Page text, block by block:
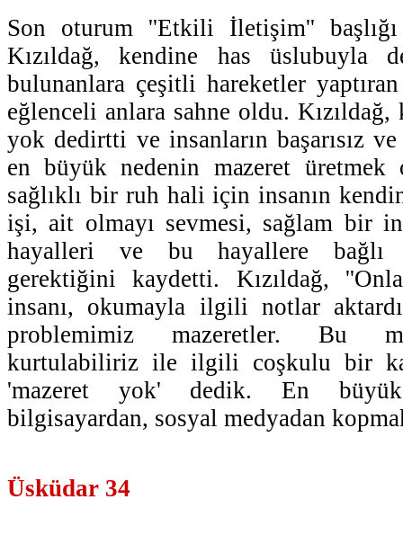
Son oturum ''Etkili İletişim''
Kızıldağ, kendine has üslubuyla
bulunanlara çeşitli hareketler yaptıran
eğlenceli anlara sahne oldu. Kızıldağ,
yok dedirtti ve insanların başarısız
en büyük nedenin mazeret üretmek
sağlıklı bir ruh hali için insanın
işi, ait olmayı sevmesi, sağlam bir
hayalleri ve bu hayallere bağlı
gerektiğini kaydetti. Kızıldağ,
insanı, okumayla ilgili notlar
problemimiz mazeretler. Bu
kurtulabiliriz ile ilgili coşkulu bir
'mazeret yok' dedik. En
bilgisayardan, sosyal medyadan
Üsküdar 34